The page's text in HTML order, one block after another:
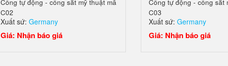
Cổng tự động - cổng sắt mỹ thuật mã
C02
Xuất sứ: Germany
Giá: Nhận báo giá
Cổng tự động - cổng sắt
C03
Xuất sứ: Germany
Giá: Nhận báo giá